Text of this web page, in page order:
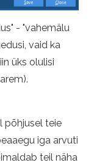
- "vahemälu
vaid ka
üks olulisi
põhjusel teie
iga arvuti
teil näha